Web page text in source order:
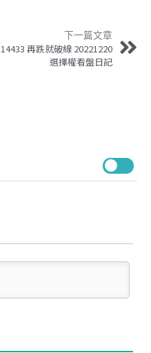
下一篇文章
14433 再跌就破線 20221220
選擇權看盤日記